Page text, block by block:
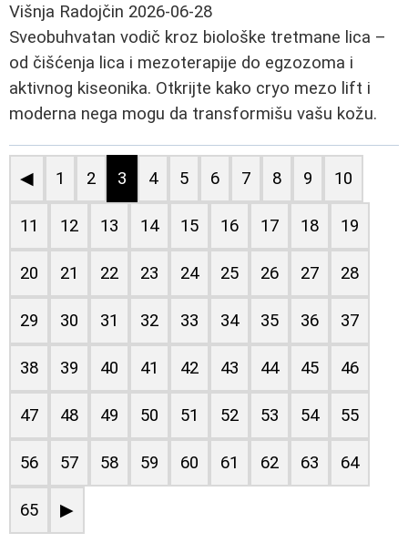
Višnja Radojčin 2026-06-28
Sveobuhvatan vodič kroz biološke tretmane lica –
od čišćenja lica i mezoterapije do egzozoma i
aktivnog kiseonika. Otkrijte kako cryo mezo lift i
moderna nega mogu da transformišu vašu kožu.
◀ 1 2 3 4 5 6 7 8 9 10
11 12 13 14 15 16 17 18 19
20 21 22 23 24 25 26 27 28
29 30 31 32 33 34 35 36 37
38 39 40 41 42 43 44 45 46
47 48 49 50 51 52 53 54 55
56 57 58 59 60 61 62 63 64
65 ▶